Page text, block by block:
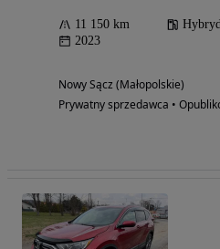
11 150 km
2023
Nowy Sącz (Małopolskie)
Prywatny sprzedawca •